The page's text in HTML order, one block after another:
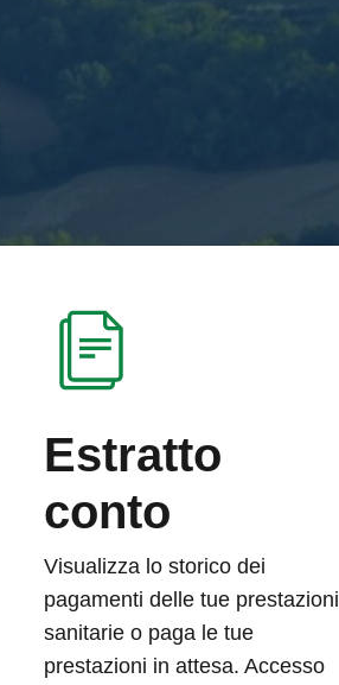
Estratto
conto
Visualizza lo storico dei
pagamenti delle tue prestazioni
sanitarie o paga le tue
prestazioni in attesa. Accesso